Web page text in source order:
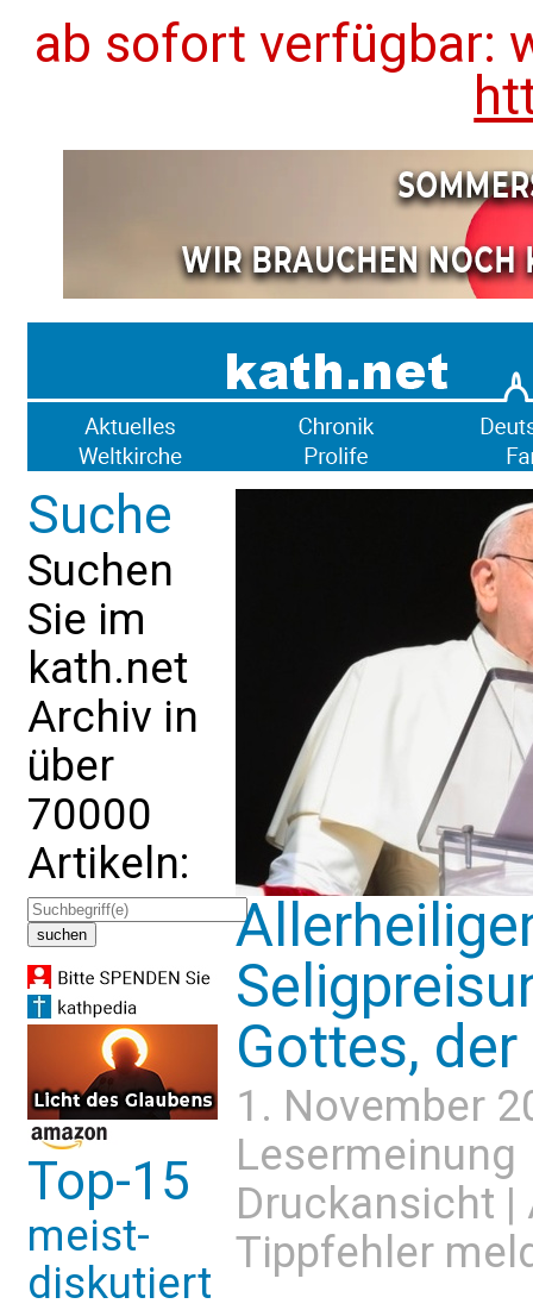
ab sofort verfügbar:
Suche
Suchen
Sie im
kath.net
Archiv in
über
70000
Artikeln:
Top-15
meist-
diskutiert
Gottes,
1. November
Lesermeinung
Druckansicht |
Tippfehler